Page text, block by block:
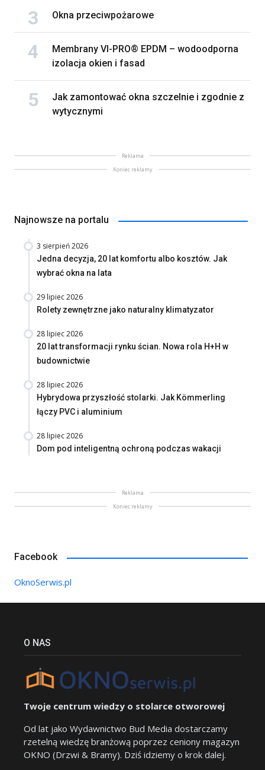
Okna przeciwpożarowe
Membrany VI-PRO® EPDM – wodoodporna
izolacja okien i fasad
Jak zamontować okna szczelnie i zgodnie z
wytycznymi
Reklama
Koniec reklamy
Najnowsze na portalu
3 sierpień 2026
Jedna decyzja, 20 lat komfortu albo kosztów. Jak
wybrać okna na lata
29 lipiec 2026
Rolety zewnętrzne jako naturalny klimatyzator
28 lipiec 2026
20 lat transformacji rynku ścian. Nowa rola H+H w
budownictwie
28 lipiec 2026
Hybrydowa przyszłość stolarki. Jak Kömmerling
łączy PVC i aluminium
28 lipiec 2026
Dom pod inteligentną ochroną podczas wakacji
Reklama
Koniec reklamy
Facebook
OknoSerwis.pl
O NAS
Twoje centrum wiedzy o stolarce otworowej
Od lat jako Wydawnictwo Bud Media dostarczamy
rzetelną wiedzę branżową poprzez ceniony magazyn
OKNO (Drzwi & Bramy). Dziś idziemy o krok dalej.